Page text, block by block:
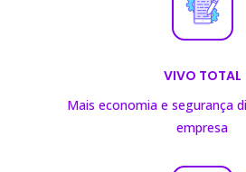
VIVO TOTAL
Mais economia e segurança
empresa